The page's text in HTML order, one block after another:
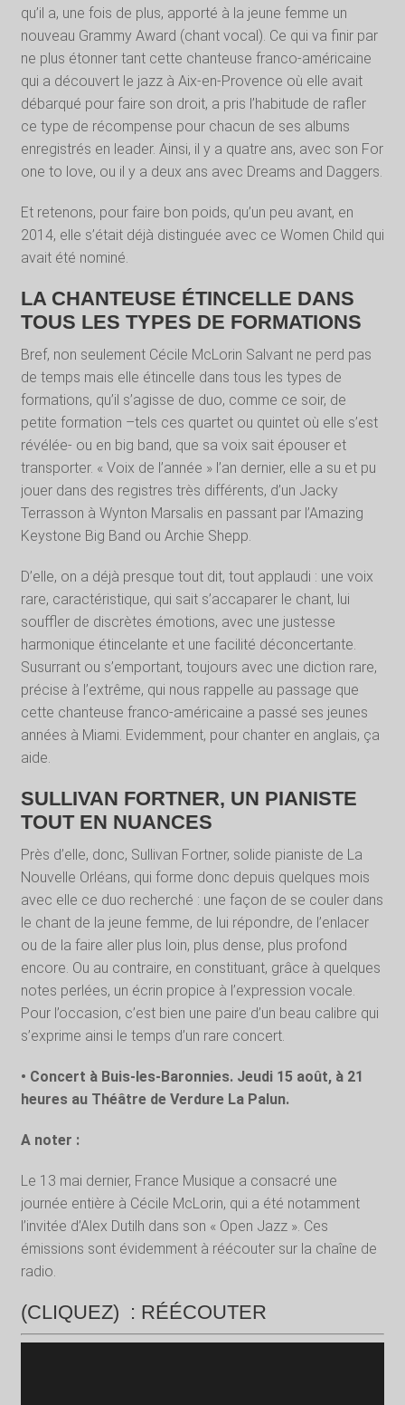
qu’il a, une fois de plus, apporté à la jeune femme un
nouveau Grammy Award (chant vocal). Ce qui va finir par
ne plus étonner tant cette chanteuse franco-américaine
qui a découvert le jazz à Aix-en-Provence où elle avait
débarqué pour faire son droit, a pris l’habitude de rafler
ce type de récompense pour chacun de ses albums
enregistrés en leader. Ainsi, il y a quatre ans, avec son For
one to love, ou il y a deux ans avec Dreams and Daggers.
Et retenons, pour faire bon poids, qu’un peu avant, en
2014, elle s’était déjà distinguée avec ce Women Child qui
avait été nominé.
LA CHANTEUSE ÉTINCELLE DANS
TOUS LES TYPES DE FORMATIONS
Bref, non seulement Cécile McLorin Salvant ne perd pas
de temps mais elle étincelle dans tous les types de
formations, qu’il s’agisse de duo, comme ce soir, de
petite formation –tels ces quartet ou quintet où elle s’est
révélée- ou en big band, que sa voix sait épouser et
transporter. « Voix de l’année » l’an dernier, elle a su et pu
jouer dans des registres très différents, d’un Jacky
Terrasson à Wynton Marsalis en passant par l’Amazing
Keystone Big Band ou Archie Shepp.
D’elle, on a déjà presque tout dit, tout applaudi : une voix
rare, caractéristique, qui sait s’accaparer le chant, lui
souffler de discrètes émotions, avec une justesse
harmonique étincelante et une facilité déconcertante.
Susurrant ou s’emportant, toujours avec une diction rare,
précise à l’extrême, qui nous rappelle au passage que
cette chanteuse franco-américaine a passé ses jeunes
années à Miami. Evidemment, pour chanter en anglais, ça
aide.
SULLIVAN FORTNER, UN PIANISTE
TOUT EN NUANCES
Près d’elle, donc, Sullivan Fortner, solide pianiste de La
Nouvelle Orléans, qui forme donc depuis quelques mois
avec elle ce duo recherché : une façon de se couler dans
le chant de la jeune femme, de lui répondre, de l’enlacer
ou de la faire aller plus loin, plus dense, plus profond
encore. Ou au contraire, en constituant, grâce à quelques
notes perlées, un écrin propice à l’expression vocale.
Pour l’occasion, c’est bien une paire d’un beau calibre qui
s’exprime ainsi le temps d’un rare concert.
• Concert à Buis-les-Baronnies. Jeudi 15 août, à 21
heures au Théâtre de Verdure La Palun.
A noter :
Le 13 mai dernier, France Musique a consacré une
journée entière à Cécile McLorin, qui a été notamment
l’invitée d’Alex Dutilh dans son « Open Jazz ». Ces
émissions sont évidemment à réécouter sur la chaîne de
radio.
(CLIQUEZ) : RÉÉCOUTER